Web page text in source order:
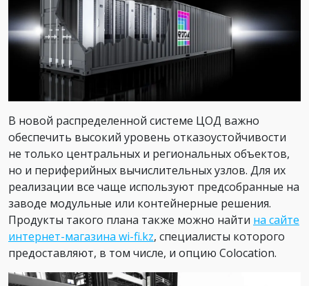
В новой распределенной системе ЦОД важно
обеспечить высокий уровень отказоустойчивости
не только центральных и региональных объектов,
но и периферийных вычислительных узлов. Для их
реализации все чаще используют предсобранные на
заводе модульные или контейнерные решения.
Продукты такого плана также можно найти на сайте
интернет-магазина wi-fi.kz, специалисты которого
предоставляют, в том числе, и опцию Colocation.